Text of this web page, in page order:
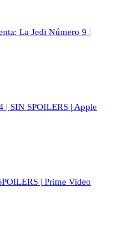
La Jedi Número 9 |
| SIN SPOILERS | Apple
| Prime Video